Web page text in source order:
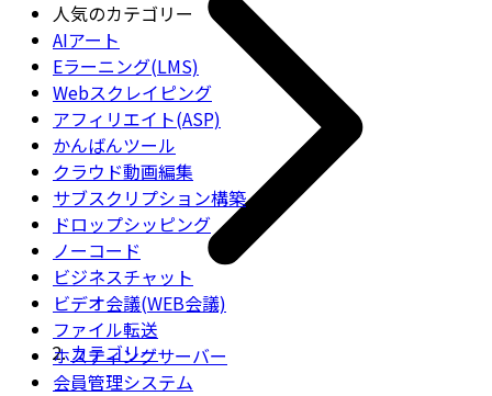
人気のカテゴリー
AIアート
Eラーニング(LMS)
Webスクレイピング
アフィリエイト(ASP)
かんばんツール
クラウド動画編集
サブスクリプション構築
ドロップシッピング
ノーコード
ビジネスチャット
ビデオ会議(WEB会議)
ファイル転送
ホスティングサーバー
会員管理システム
カテゴリー